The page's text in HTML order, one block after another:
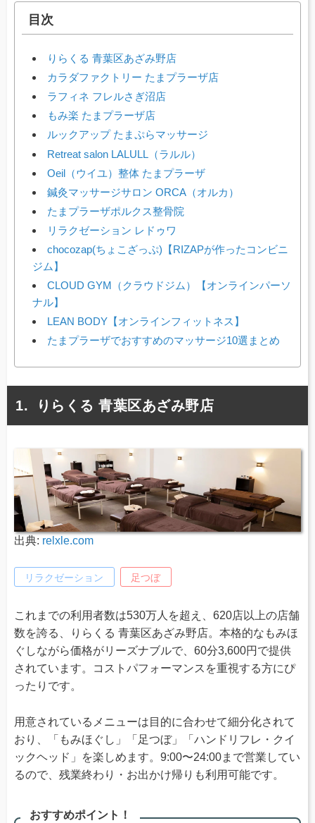
目次
りらくる 青葉区あざみ野店
カラダファクトリー たまプラーザ店
ラフィネ フレルさぎ沼店
もみ楽 たまプラーザ店
ルックアップ たまぷらマッサージ
Retreat salon LALULL（ラルル）
Oeil（ウイユ）整体 たまプラーザ
鍼灸マッサージサロン ORCA（オルカ）
たまプラーザポルクス整骨院
リラクゼーション レドゥワ
chocozap(ちょこざっぷ)【RIZAPが作ったコンビニ
ジム】
CLOUD GYM（クラウドジム）【オンラインパーソ
ナル】
LEAN BODY【オンラインフィットネス】
たまプラーザでおすすめのマッサージ10選まとめ
りらくる 青葉区あざみ野店
出典: relxle.com
リラクゼーション 足つぼ
これまでの利用者数は530万人を超え、620店以上の店舗
数を誇る、りらくる 青葉区あざみ野店。本格的なもみほ
ぐしながら価格がリーズナブルで、60分3,600円で提供
されています。コストパフォーマンスを重視する方にぴ
ったりです。
用意されているメニューは目的に合わせて細分化されて
おり、「もみほぐし」「足つぼ」「ハンドリフレ・クイ
ックヘッド」を楽しめます。9:00〜24:00まで営業してい
るので、残業終わり・お出かけ帰りも利用可能です。
おすすめポイント！